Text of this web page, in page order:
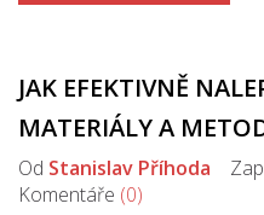
JAK EFEKTIVNĚ
MATERIÁLY A
Od Stanislav Příhoda
Komentáře (0)